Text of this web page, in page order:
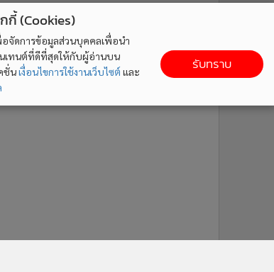
กี้ (Cookies)
อจัดการข้อมูลส่วนบุคคลเพื่อนำ
เทนต์ที่ดีที่สุดให้กับผู้อ่านบน
ชั่นเงื่อนไขการใช้งานเว็บไซต์ และ
รับทราบ